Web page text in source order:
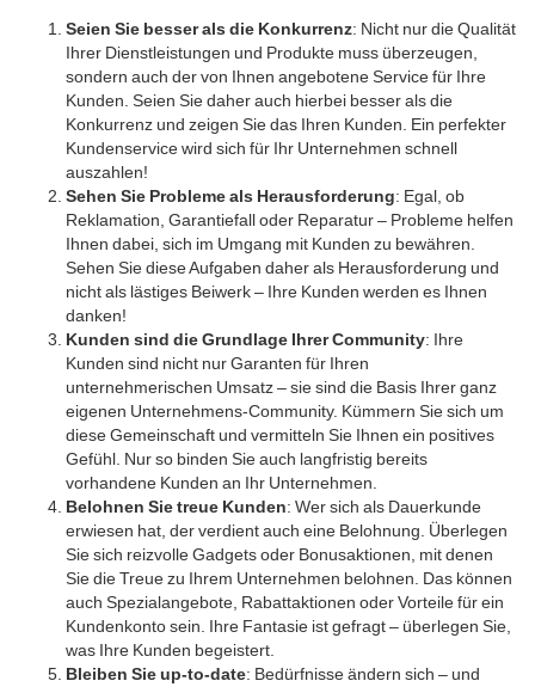
Seien Sie besser als die Konkurrenz: Nicht nur die Qualität
Ihrer Dienstleistungen und Produkte muss überzeugen,
sondern auch der von Ihnen angebotene Service für Ihre
Kunden. Seien Sie daher auch hierbei besser als die
Konkurrenz und zeigen Sie das Ihren Kunden. Ein perfekter
Kundenservice wird sich für Ihr Unternehmen schnell
auszahlen!
Sehen Sie Probleme als Herausforderung: Egal, ob
Reklamation, Garantiefall oder Reparatur – Probleme helfen
Ihnen dabei, sich im Umgang mit Kunden zu bewähren.
Sehen Sie diese Aufgaben daher als Herausforderung und
nicht als lästiges Beiwerk – Ihre Kunden werden es Ihnen
danken!
Kunden sind die Grundlage Ihrer Community: Ihre
Kunden sind nicht nur Garanten für Ihren
unternehmerischen Umsatz – sie sind die Basis Ihrer ganz
eigenen Unternehmens-Community. Kümmern Sie sich um
diese Gemeinschaft und vermitteln Sie Ihnen ein positives
Gefühl. Nur so binden Sie auch langfristig bereits
vorhandene Kunden an Ihr Unternehmen.
Belohnen Sie treue Kunden: Wer sich als Dauerkunde
erwiesen hat, der verdient auch eine Belohnung. Überlegen
Sie sich reizvolle Gadgets oder Bonusaktionen, mit denen
Sie die Treue zu Ihrem Unternehmen belohnen. Das können
auch Spezialangebote, Rabattaktionen oder Vorteile für ein
Kundenkonto sein. Ihre Fantasie ist gefragt – überlegen Sie,
was Ihre Kunden begeistert.
Bleiben Sie up-to-date: Bedürfnisse ändern sich – und